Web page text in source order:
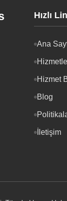
Hızlı
Ana
Hizmet
Blog
İletişim